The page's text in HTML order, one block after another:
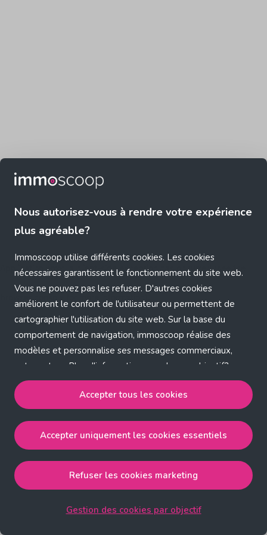
Nous autorisez-vous à rendre votre expérience
plus agréable?
Immoscoop utilise différents cookies. Les cookies
nécessaires garantissent le fonctionnement du site web.
Vous ne pouvez pas les refuser. D'autres cookies
améliorent le confort de l'utilisateur ou permettent de
cartographier l'utilisation du site web. Sur la base du
comportement de navigation, immoscoop réalise des
modèles et personnalise ses messages commerciaux,
entre autres. Plus d'informations sur chaque objectif?
Cliquez sur 'Gestion des cookies par objectif'.
Notre politique de cookies
Accepter tous les cookies
strictement nécessaires, performance, fonctionnalité et
publicité ciblée.
Accepter uniquement les cookies essentielsaccepte
les cookies strictement nécessaires.
Accepter tous les cookies
Accepter uniquement les cookies essentiels
Refuser les cookies marketing
Gestion des cookies par objectif
Application error: a client-side exception has occurred (see the
browser console for more information)